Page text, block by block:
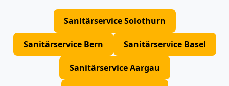
Sanitärservice Solothurn
Sanitärservice Bern Sanitärservice Basel
Sanitärservice Aargau